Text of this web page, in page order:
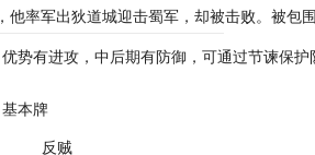
他率军出狄道城迎击蜀军，却被击败。被包
年），魏帝曹髦召见王沈、王经、王业，提
业向司马昭告密，王经不从。司马昭弑君后
。
优势有进攻，中后期有防御，可通过节谏保
基本牌